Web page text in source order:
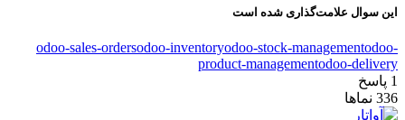
این سوال علامت‌گذاری شده است
odoo-sales-ordersodoo-inventoryodoo-stock-managementodoo-
product-managementodoo-delivery
1 پاسخ
336 نماها